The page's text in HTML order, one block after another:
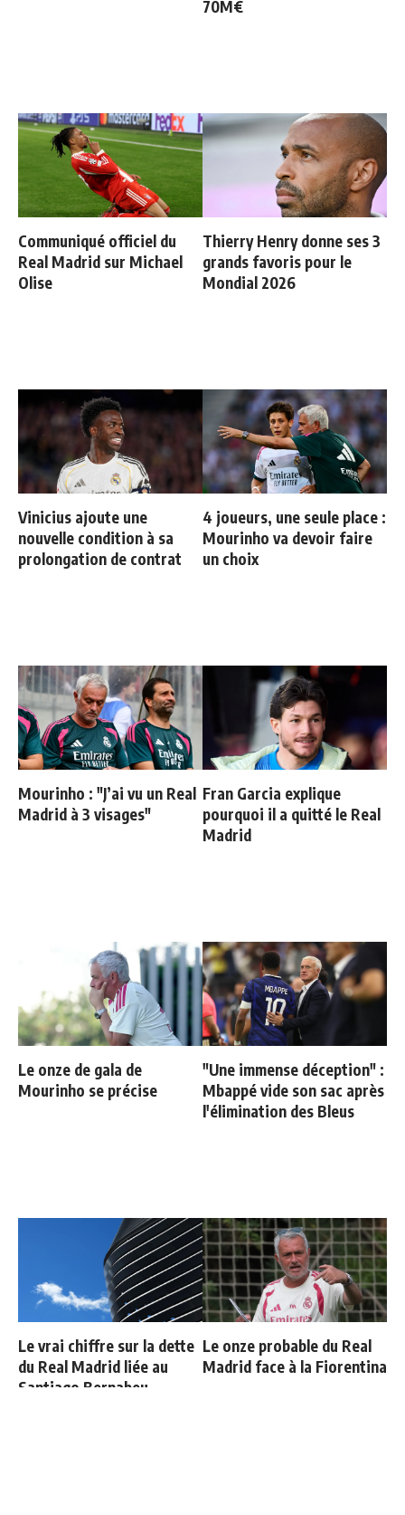
70M€
Communiqué officiel du
Real Madrid sur Michael
Olise
Thierry Henry donne ses 3
grands favoris pour le
Mondial 2026
Vinicius ajoute une
nouvelle condition à sa
prolongation de contrat
4 joueurs, une seule place :
Mourinho va devoir faire
un choix
Mourinho : "J’ai vu un Real
Madrid à 3 visages"
Fran Garcia explique
pourquoi il a quitté le Real
Madrid
Le onze de gala de
Mourinho se précise
"Une immense déception" :
Mbappé vide son sac après
l'élimination des Bleus
Le vrai chiffre sur la dette
du Real Madrid liée au
Santiago Bernabeu
Le onze probable du Real
Madrid face à la Fiorentina